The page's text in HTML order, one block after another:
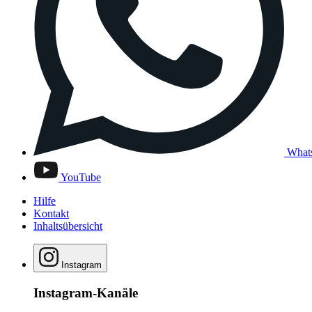
YouTube
Hilfe
Kontakt
Inhaltsübersicht
Instagram
Instagram-Kanäle